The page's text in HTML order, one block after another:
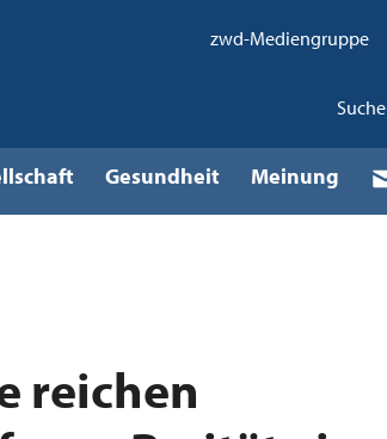
zwd-Mediengruppe
Suche
Gesundheit Meinung
reichen